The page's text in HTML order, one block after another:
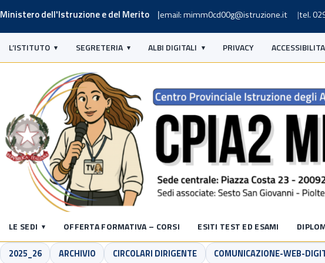
Ministero dell'Istruzione e del Merito email: mimm0cd00g@istruzione.it tel.
L’ISTITUTO SEGRETERIA ALBI DIGITALI PRIVACY
LE SEDI OFFERTA FORMATIVA – CORSI ESITI TEST ED ESAMI
2025_26 ARCHIVIO CIRCOLARI DIRIGENTE COMUNICAZIONE-WEB-